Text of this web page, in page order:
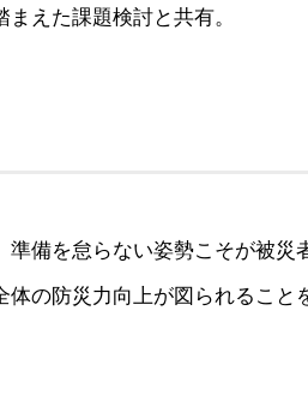
えた課題検討と共有。
備を怠らない姿勢こそが被災
の防災力向上が図られること